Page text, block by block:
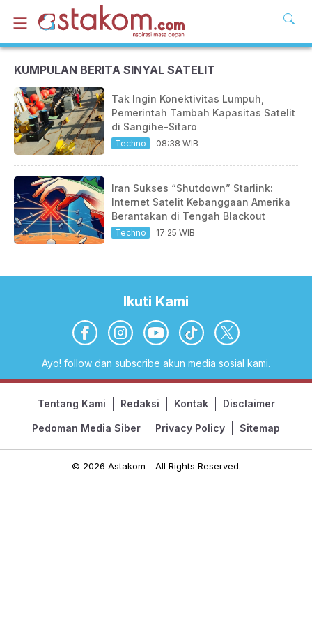
KUMPULAN BERITA SINYAL SATELIT
Tak Ingin Konektivitas Lumpuh,
Pemerintah Tambah Kapasitas Satelit
di Sangihe-Sitaro
Techno 08:38 WIB
Iran Sukses “Shutdown” Starlink:
Internet Satelit Kebanggaan Amerika
Berantakan di Tengah Blackout
Techno 17:25 WIB
Ikuti Kami
Ayo! follow dan subscribe akun media sosial kami.
Tentang Kami Redaksi Kontak Disclaimer
Pedoman Media Siber Privacy Policy Sitemap
© 2026 Astakom - All Rights Reserved.